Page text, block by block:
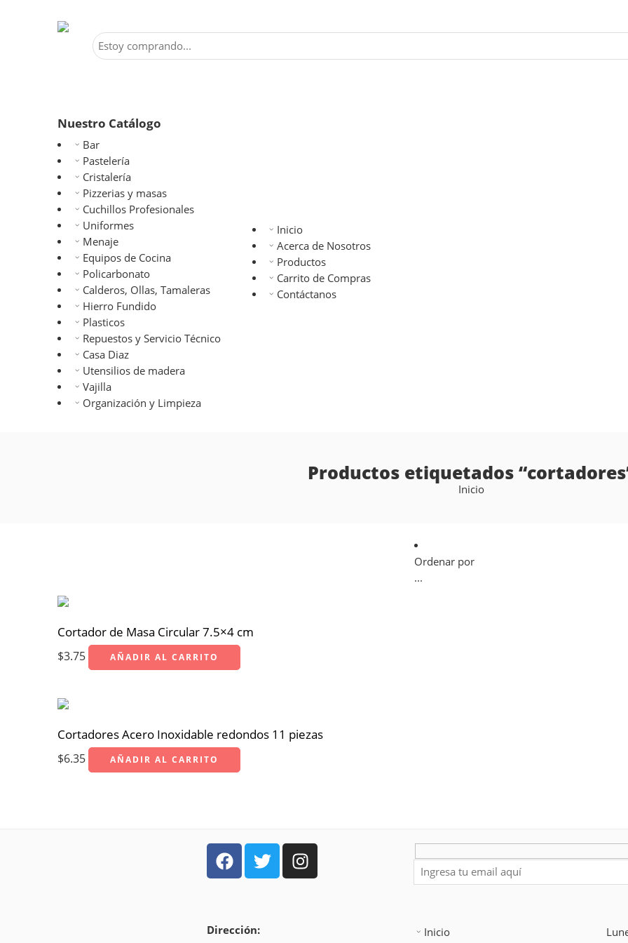
Nuestro Catálogo
Bar
Pastelería
Cristalería
Pizzerias y masas
Cuchillos Profesionales
Uniformes
Menaje
Equipos de Cocina
Policarbonato
Calderos, Ollas, Tamaleras
Hierro Fundido
Plasticos
Repuestos y Servicio Técnico
Casa Diaz
Utensilios de madera
Vajilla
Organización y Limpieza
Inicio
Acerca de Nosotros
Productos
Carrito de Compras
Contáctanos
Productos etiquetados
Inicio
Ordenar por
...
Cortador de Masa Circular 7.5×4 cm
$3.75 AÑADIR AL CARRITO
Cortadores Acero Inoxidable redondos 11 piezas
$6.35 AÑADIR AL CARRITO
Dirección: Inicio